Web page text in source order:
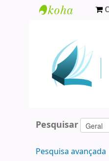
Agamenon
Magalhães
Pesquisar
Pesquisa avançada